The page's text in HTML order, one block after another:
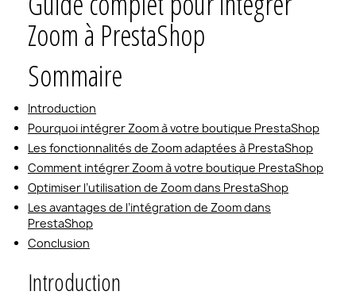
Zoom à PrestaShop
Sommaire
Introduction
Pourquoi intégrer Zoom à votre boutique PrestaShop
Les fonctionnalités de Zoom adaptées à PrestaShop
Comment intégrer Zoom à votre boutique PrestaShop
Optimiser l’utilisation de Zoom dans PrestaShop
Les avantages de l’intégration de Zoom dans
PrestaShop
Conclusion
Introduction